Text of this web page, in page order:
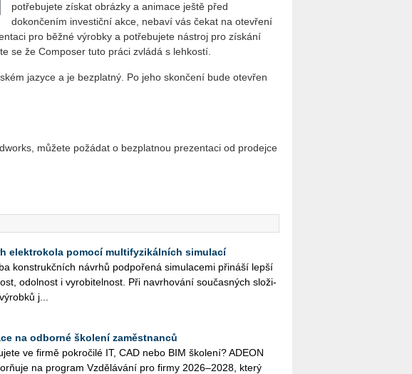
potřebujete získat obrázky a animace ještě před
dokončením investiční akce, ne­ba­ví vás čekat na otevření
pro běžné výrobky a potřebujete nástroj pro získání
se že Composer tuto práci zvládá s lehkostí.
jazyce a je bezplatný. Po jeho skončení bude otevřen
můžete požádat o bezplatnou prezentaci od prodejce
elektrokola pomocí multifyzikálních simulací
kon­strukč­ních ná­vrhů pod­po­ře­ná si­mu­la­ce­mi při­ná­ší lepší
odol­nost i vy­ro­bi­tel­nost. Při na­vr­ho­vá­ní sou­čas­ných slo­ži­
j...
na odborné školení zaměstnanců
ve firmě po­kro­či­lé IT, CAD nebo BIM ško­le­ní? ADEON
na pro­gram Vzdě­lá­vá­ní pro firmy 2026–2028, který